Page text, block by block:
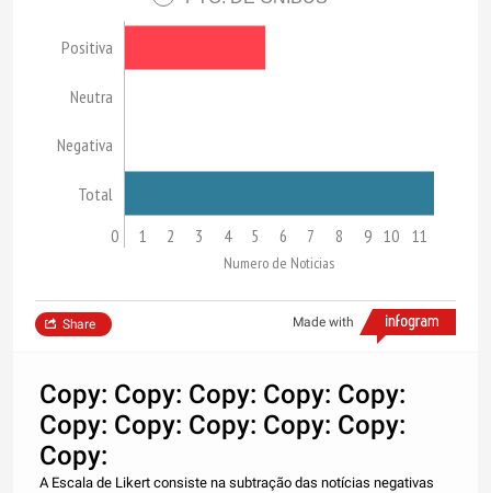
Positiva
Neutra
Negativa
Total
0 1 2 3 4 5 6 7 8 9 10 11
Numero de Noticias
Made with
Share
Copy: Copy: Copy: Copy: Copy:
Copy: Copy: Copy: Copy: Copy:
Copy:
A Escala de Likert consiste na subtração das notícias negativas